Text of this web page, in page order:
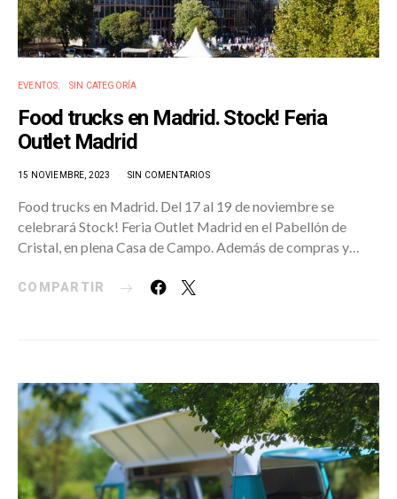
EVENTOS SIN CATEGORÍA
Food trucks en Madrid. Stock! Feria
Outlet Madrid
15 NOVIEMBRE, 2023 SIN COMENTARIOS
Food trucks en Madrid. Del 17 al 19 de noviembre se
celebrará Stock! Feria Outlet Madrid en el Pabellón de
Cristal, en plena Casa de Campo. Además de compras y…
COMPARTIR